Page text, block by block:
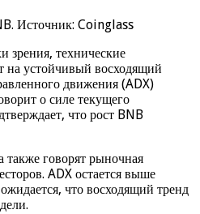
Источник: Coinglass
зрения, технические
на устойчивый восходящий
движения (ADX)
о силе текущего
что рост BNB
также говорят рыночная
ADX остается выше
что восходящий тренд